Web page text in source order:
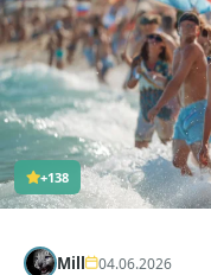
+138
Mill 04.06.2026